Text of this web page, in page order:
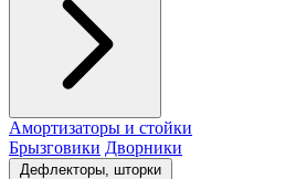
Амортизаторы и стойки
Брызговики Дворники
Дефлекторы, шторки